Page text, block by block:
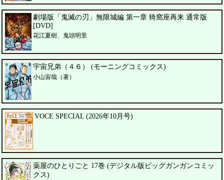
劇場版「鬼滅の刃」無限城編 第一章 猗窩座再来 通常版
[DVD]
花江夏樹、鬼頭明里
宇宙兄弟（４６） (モーニングコミックス)
小山宙哉（著）
VOCE SPECIAL (2026年10月号)
薬屋のひとりごと 17巻 (デジタル版ビッグガンガンコミッ
クス)